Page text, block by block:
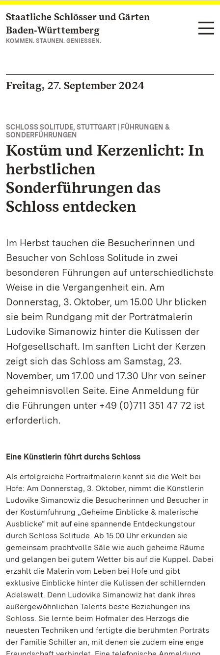
Zum Hauptinhalt springen
Staatliche Schlösser und Gärten
Baden‑Württemberg
KOMMEN. STAUNEN. GENIESSEN.
Freitag, 27. September 2024
SCHLOSS SOLITUDE, STUTTGART | FÜHRUNGEN &
SONDERFÜHRUNGEN
Kostüm und Kerzenlicht: In
herbstlichen
Sonderführungen das
Schloss entdecken
Im Herbst tauchen die Besucherinnen und
Besucher von Schloss Solitude in zwei
besonderen Führungen auf unterschiedlichste
Weise in die Vergangenheit ein. Am
Donnerstag, 3. Oktober, um 15.00 Uhr blicken
sie beim Rundgang mit der Porträtmalerin
Ludovike Simanowiz hinter die Kulissen der
Hofgesellschaft. Im sanften Licht der Kerzen
zeigt sich das Schloss am Samstag, 23.
November, um 17.00 und 17.30 Uhr von seiner
geheimnisvollen Seite. Eine Anmeldung für
die Führungen unter +49 (0)711 351 47 72 ist
erforderlich.
Eine Künstlerin führt durchs Schloss
Als erfolgreiche Portraitmalerin kennt sie die Welt bei
Hofe: Am Donnerstag, 3. Oktober, nimmt die Künstlerin
Ludovike Simanowiz die Besucherinnen und Besucher in
der Kostümführung „Geheime Einblicke & malerische
Ausblicke“ mit auf eine spannende Entdeckungstour
durch Schloss Solitude. Ab 15.00 Uhr erkunden sie
gemeinsam prachtvolle Säle wie auch geheime Räume
und gelangen bei gutem Wetter bis auf die Kuppel. Dabei
erzählt die Malerin vom Leben bei Hofe und gibt
exklusive Einblicke hinter die Kulissen der schillernden
Adelswelt. Denn Ludovike Simanowiz hat dank ihres
außergewöhnlichen Talents beste Beziehungen ins
Schloss. Sie lernte beim Hofmaler des Herzogs die
neuesten Techniken und fertigte die berühmten Porträts
der Familie Schiller an, mit denen sie zudem eine enge